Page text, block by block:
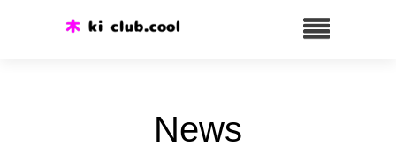
News